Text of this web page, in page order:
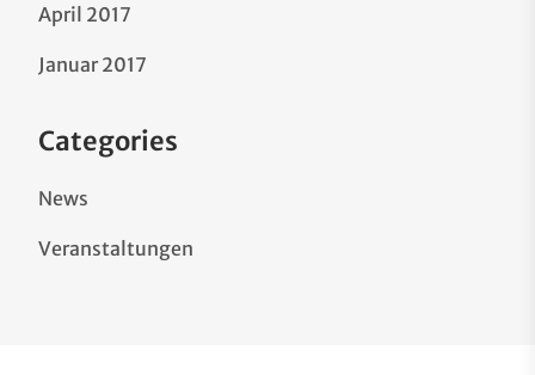
April 2017
Januar 2017
Categories
News
Veranstaltungen